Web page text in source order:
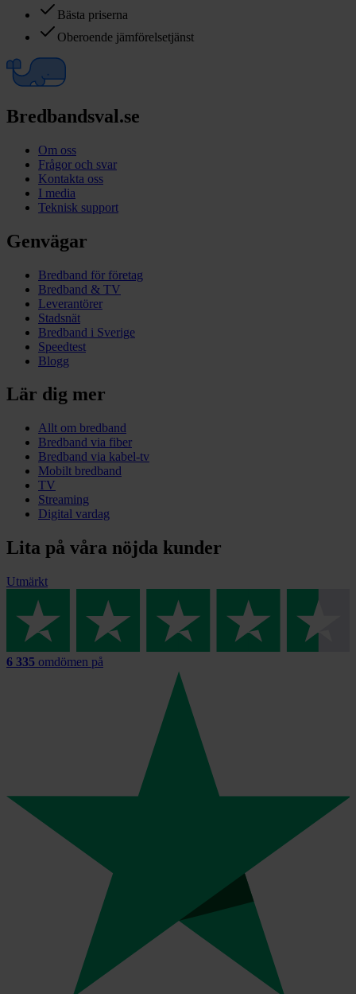
Bästa priserna
Oberoende jämförelsetjänst
Bredbandsval.se
Om oss
Frågor och svar
Kontakta oss
I media
Teknisk support
Genvägar
Bredband för företag
Bredband & TV
Leverantörer
Stadsnät
Bredband i Sverige
Speedtest
Blogg
Lär dig mer
Allt om bredband
Bredband via fiber
Bredband via kabel-tv
Mobilt bredband
TV
Streaming
Digital vardag
Lita på våra nöjda kunder
Utmärkt
6 335 omdömen på